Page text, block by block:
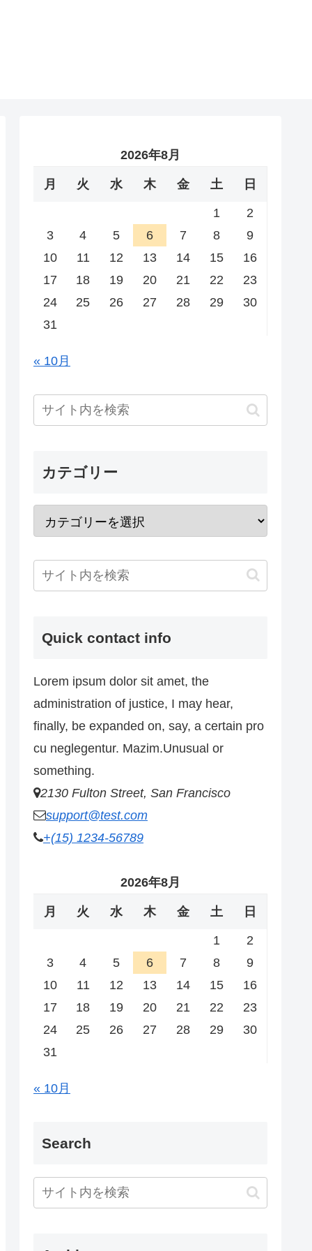
2026年8月
月 火 水 木 金 土 日
1
2
3
4 5 6 7 8
9
10
11 12 13 14 15
16
17
18 19 20 21 22
23
24
25 26 27 28 29
30
31
« 10月
カテゴリー
Quick contact info
Lorem ipsum dolor sit amet, the
administration of justice, I may hear,
finally, be expanded on, say, a certain pro
cu neglegentur. Mazim.Unusual or
something.
2130 Fulton Street, San Francisco
support@test.com
+(15) 1234-56789
2026年8月
月 火 水 木 金 土 日
1
2
3
4 5 6 7 8
9
10
11 12 13 14 15
16
17
18 19 20 21 22
23
24
25 26 27 28 29
30
31
« 10月
Search